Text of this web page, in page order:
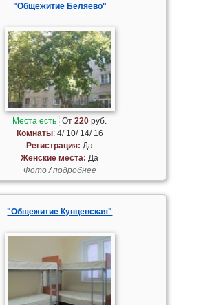
"Общежитие Беляево"
Места есть От220 руб.
Комнаты: 4/ 10/ 14/ 16
Регистрация: Да
Женские места: Да
Фото/подробнее
"Общежитие Кунцевская"